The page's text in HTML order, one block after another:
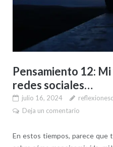
Pensamiento 12: Mi
redes sociales…
julio 16, 2024
Deja un comentario
En estos tiempos, parece que